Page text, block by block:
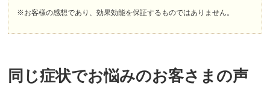
※お客様の感想であり、効果効能を保証するものではありません。
同じ症状でお悩みのお客さまの声